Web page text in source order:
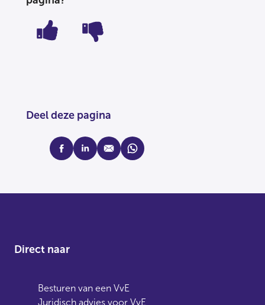
Deel deze pagina
facebooklinkedinmail whatsapp
Direct naar
Besturen van een VvE
Juridisch advies voor VvE